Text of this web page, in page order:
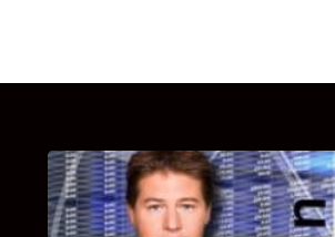
UITSTEL VAN